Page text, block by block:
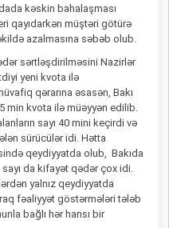
kəskin bahalaşması
qayıdarkən müştəri götürə
azalmasına səbəb olub.
sərtləşdirilməsini Nazirlər
yeni kvota ilə
qərarına əsasən, Bakı
min kvota ilə müəyyən edilib.
sayı 40 mini keçirdi və
sürücülər idi. Hətta
qeydiyyatda olub, Bakıda
da kifayət qədər çox idi.
yalnız qeydiyyatda
fəaliyyət göstərmələri tələb
bağlı hər hansı bir